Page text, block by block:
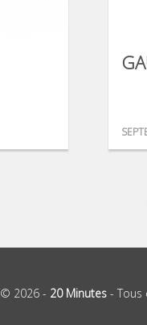
© 2026 - 20 Minutes -